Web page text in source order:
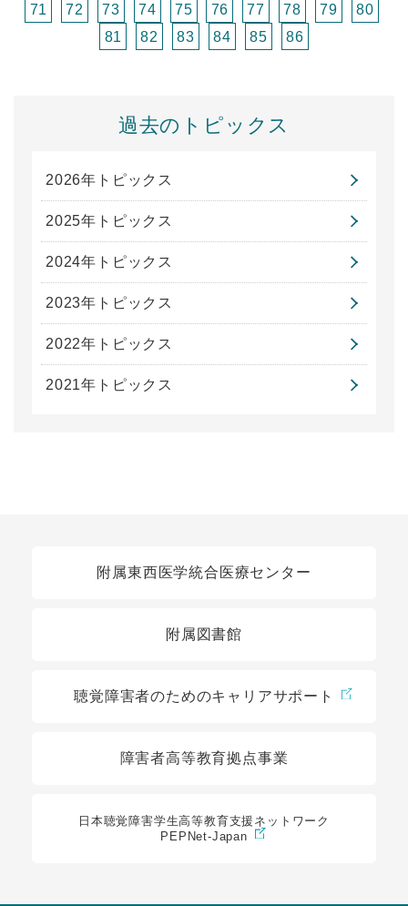
71
72 73 74 75 76 77 78 79
80
81
82 83 84 85 86
過去のトピックス
2026年トピックス
2025年トピックス
2024年トピックス
2023年トピックス
2022年トピックス
2021年トピックス
附属東西医学統合医療センター
附属図書館
聴覚障害者のためのキャリアサポート
障害者高等教育拠点事業
日本聴覚障害学生高等教育支援ネットワーク
PEPNet-Japan